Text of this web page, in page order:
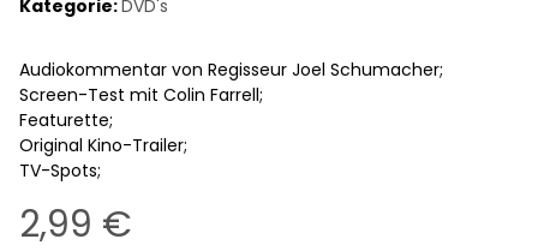
Kategorie:DVD's
Audiokommentar von Regisseur Joel Schumacher;
Screen-Test mit Colin Farrell;
Featurette;
Original Kino-Trailer;
TV-Spots;
2,99 €